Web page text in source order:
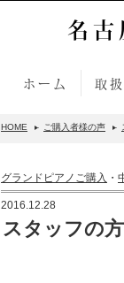
名古
ホーム 取
HOME ご購入者様の声
グランドピアノご購入 ・
2016.12.28
スタッフの